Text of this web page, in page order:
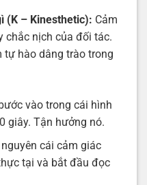
(K – Kinesthetic): Cảm
chắc nịch của đối tác.
tự hào dâng trào trong
vào trong cái hình
giây. Tận hưởng nó.
cái cảm giác
tại và bắt đầu đọc